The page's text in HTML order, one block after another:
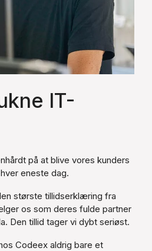
IT-
på at blive vores kunders
eneste dag.
største tillidserklæring fra
os som deres fulde partner
Den tillid tager vi dybt seriøst.
Codeex aldrig bare et